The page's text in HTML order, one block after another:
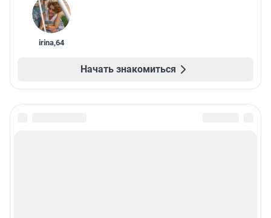
irina,64
Начать знакомиться